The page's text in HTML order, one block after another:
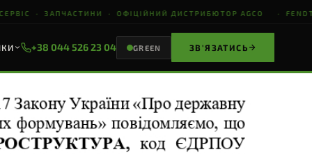
· ЗАПЧАСТИНИ · ОФІЦІЙНИЙ ДИСТРИБЮТОР AGCO · FENDT
+38 044 526 23 04 GREEN ЗВ'ЯЗАТИСЬ
ЖНИВАРКИ
ВЕСЬ